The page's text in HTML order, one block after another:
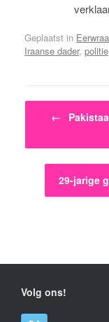
Geplaatst in
Iraanse dader, politie
Bericht navigatie
←
29-jarige
Volg ons!